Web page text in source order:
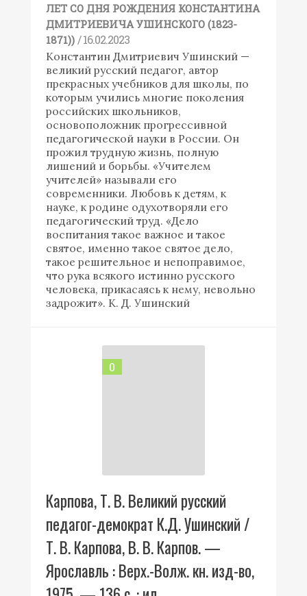
ЛЕТ СО ДНЯ РОЖДЕНИЯ КОНСТАНТИНА
ДМИТРИЕВИЧА УШИНСКОГО (1823-
1871)) / 16.02.2023
Константин Дмитриевич Ушинский —
великий русский педагог, автор
прекрасных учебников для школы, по
которым учились многие поколения
российских школьников,
основоположник прогрессивной
педагогической науки в России. Он
прожил трудную жизнь, полную
лишений и борьбы. «Учителем
учителей» называли его
современники. Любовь к детям, к
науке, к родине одухотворяли его
педагогический труд. «Дело
воспитания такое важное и такое
святое, именно такое святое дело,
такое решительное и непоправимое,
что рука всякого истинно русского
человека, прикасаясь к нему, невольно
задрожит». К. Д. Ушинский
0
Карпова, Т. В. Великий русский
педагог-демократ К.Д. Ушинский /
Т. В. Карпова, В. В. Карпов. —
Ярославль : Верх.-Волж. кн. изд-во,